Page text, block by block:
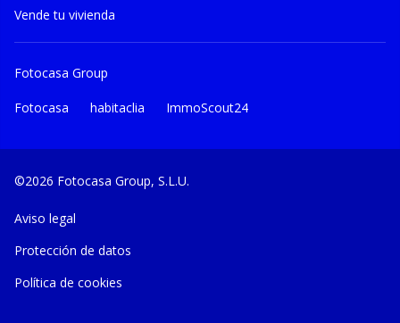
Vende tu vivienda
Fotocasa Group
Fotocasa habitaclia ImmoScout24
©2026 Fotocasa Group, S.L.U.
Aviso legal
Protección de datos
Política de cookies